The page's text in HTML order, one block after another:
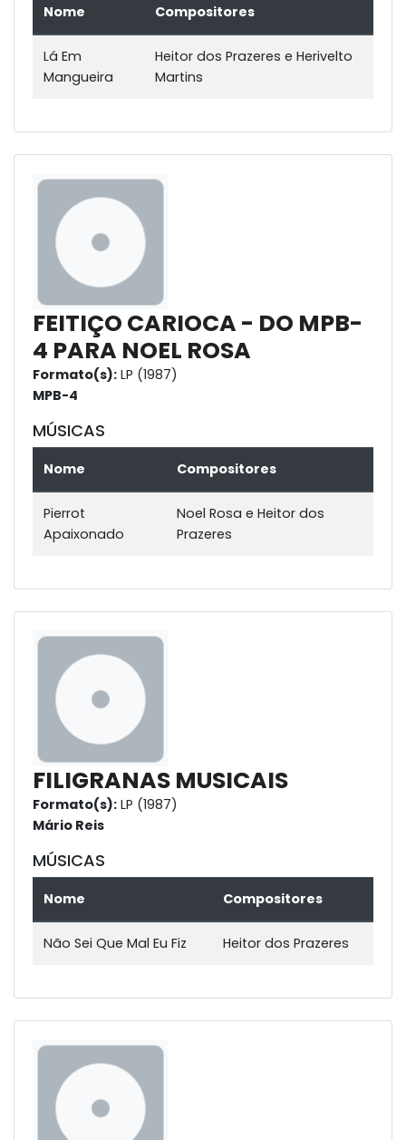
Nome Compositores
Lá Em
Mangueira
Heitor dos Prazeres e Herivelto
Martins
FEITIÇO CARIOCA - DO MPB-
4 PARA NOEL ROSA
Formato(s): LP (1987)
MPB-4
MÚSICAS
Nome Compositores
Pierrot
Apaixonado
Noel Rosa e Heitor dos
Prazeres
FILIGRANAS MUSICAIS
Formato(s): LP (1987)
Mário Reis
MÚSICAS
Nome Compositores
Não Sei Que Mal Eu Fiz Heitor dos Prazeres